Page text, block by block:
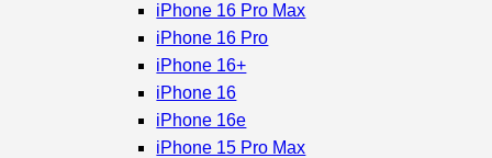
iPhone 16 Pro Max
iPhone 16 Pro
iPhone 16+
iPhone 16
iPhone 16e
iPhone 15 Pro Max